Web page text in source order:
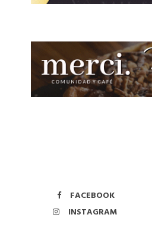
FACEBOOK
INSTAGRAM